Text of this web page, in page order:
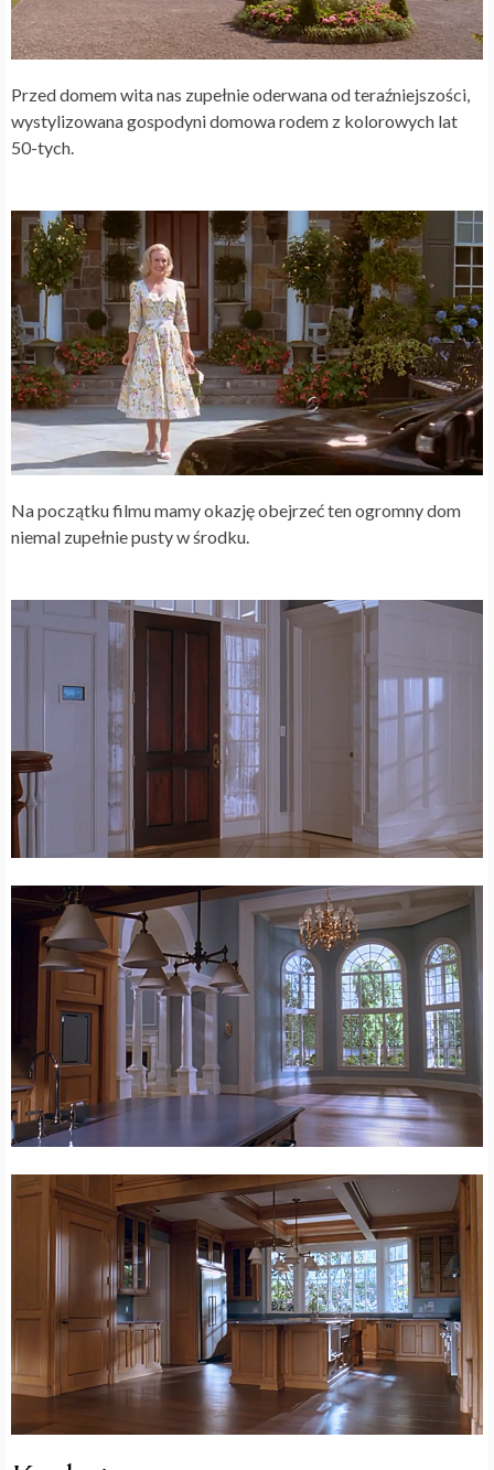
Przed domem wita nas zupełnie oderwana od teraźniejszości,
wystylizowana gospodyni domowa rodem z kolorowych lat
50-tych.
Na początku filmu mamy okazję obejrzeć ten ogromny dom
niemal zupełnie pusty w środku.